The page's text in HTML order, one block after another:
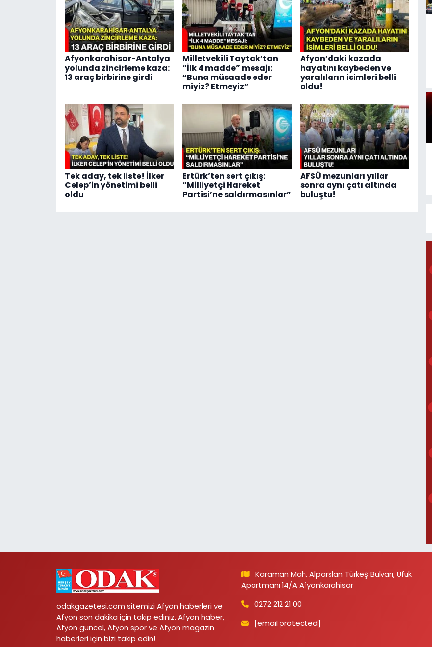
Afyonkarahisar-Antalya
yolunda zincirleme kaza:
13 araç birbirine girdi
Milletvekili Taytak’tan
“İlk 4 madde” mesajı:
“Buna müsaade eder
miyiz? Etmeyiz”
Afyon’daki kazada
hayatını kaybeden ve
yaralıların isimleri belli
oldu!
Tek aday, tek liste! İlker
Celep’in yönetimi belli
oldu
Ertürk’ten sert çıkış:
“Milliyetçi Hareket
Partisi’ne saldırmasınlar”
AFSÜ mezunları yıllar
sonra aynı çatı altında
buluştu!
odakgazetesi.com sitemizi Afyon haberleri ve
Afyon son dakika için takip ediniz. Afyon haber,
Afyon güncel, Afyon spor ve Afyon magazin
haberleri için bizi takip edin!
Karaman Mah. Alparslan Türkeş Bulvarı, Ufuk
Apartmanı 14/A Afyonkarahisar
0272 212 21 00
[email protected]